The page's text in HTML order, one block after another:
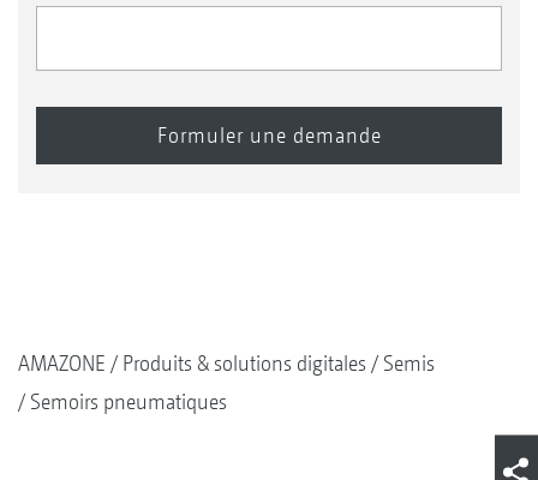
AMAZONE Produits & solutions digitales
Semis
Semoirs pneumatiques